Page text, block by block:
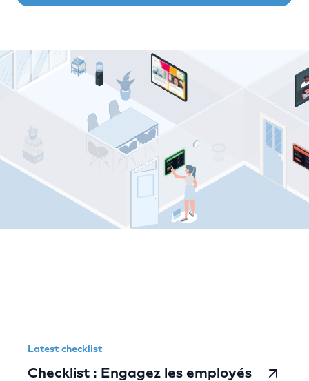
Comeen resources
Latest checklist
Checklist : Engagez les employés